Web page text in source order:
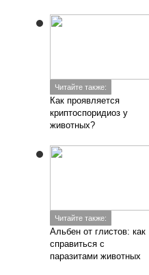
Читайте также:
Как проявляется
криптоспоридиоз у
животных?
Читайте также:
Альбен от глистов: как
справиться с
паразитами животных